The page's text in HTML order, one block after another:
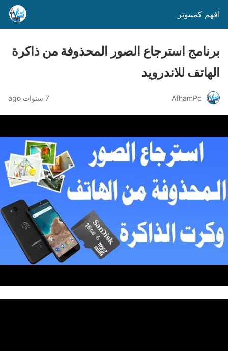
افهم كمبيوتر
برنامج استرجاع الصور المحذوفة من ذاكرة
الهاتف للاندرويد
AfhamPc 7 سنوات ago